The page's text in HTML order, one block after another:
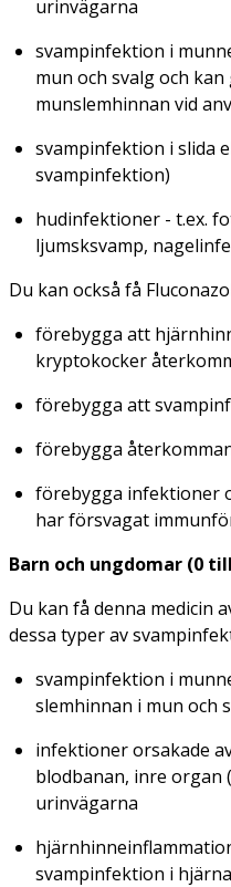
urinvägarna
svampinfektion i
mun och svalg och
munslemhinnan vid
svampinfektion i slida
svampinfektion)
hudinfektioner - t.ex.
ljumsksvamp,
Du kan också få
förebygga att
kryptokocker
förebygga att
förebygga
förebygga infektioner
har försvagat
Barn och ungdomar (0
Du kan få denna medicin
dessa typer av
svampinfektion i
slemhinnan i mun och
infektioner orsakade
blodbanan, inre organ
urinvägarna
svampinfektion i